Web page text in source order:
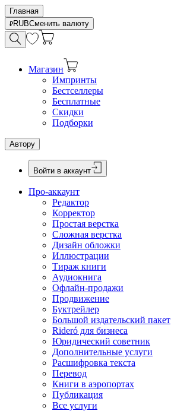
Главная
RUBСменить валюту
Магазин
Импринты
Бестселлеры
Бесплатные
Скидки
Подборки
Автору
Войти в аккаунт
Про-аккаунт
Редактор
Корректор
Простая верстка
Сложная верстка
Дизайн обложки
Иллюстрации
Тираж книги
Аудиокнига
Офлайн-продажи
Продвижение
Буктрейлер
Большой издательский пакет
Rideró для бизнеса
Юридический советник
Дополнительные услуги
Расшифровка текста
Перевод
Книги в аэропортах
Публикация
Все услуги